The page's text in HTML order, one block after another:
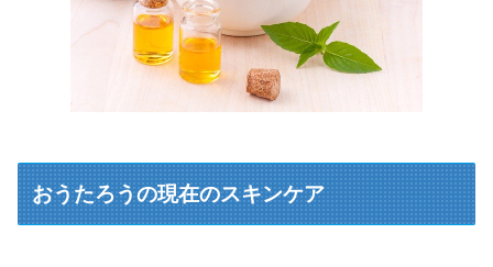
おうたろうの現在のスキンケア